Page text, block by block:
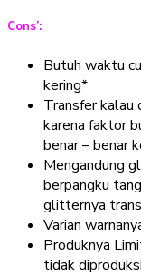
Cons’:
Butuh waktu
kering*
Transfer kalau
karena faktor
benar – benar
Mengandung
berpangku
glitternya
Varian
Produknya
tidak